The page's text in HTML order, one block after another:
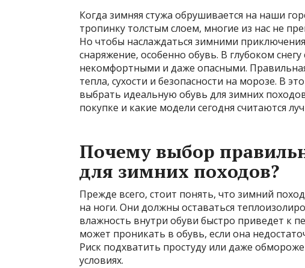
Когда зимняя стужа обрушивается на наши
тропинку толстым слоем, многие из нас не
Но чтобы наслаждаться зимними
снаряжение, особенно обувь. В глубоком
некомфортными и даже опасными.
тепла, сухости и безопасности на морозе. В
выбрать идеальную обувь для зимних
покупке и какие модели сегодня считаются
Почему выбор
для зимних походов?
Прежде всего, стоит понять, что зимний
на ноги. Они должны оставаться
влажность внутри обуви быстро приведет к
может проникать в обувь, если она
Риск подхватить простуду или даже
условиях.